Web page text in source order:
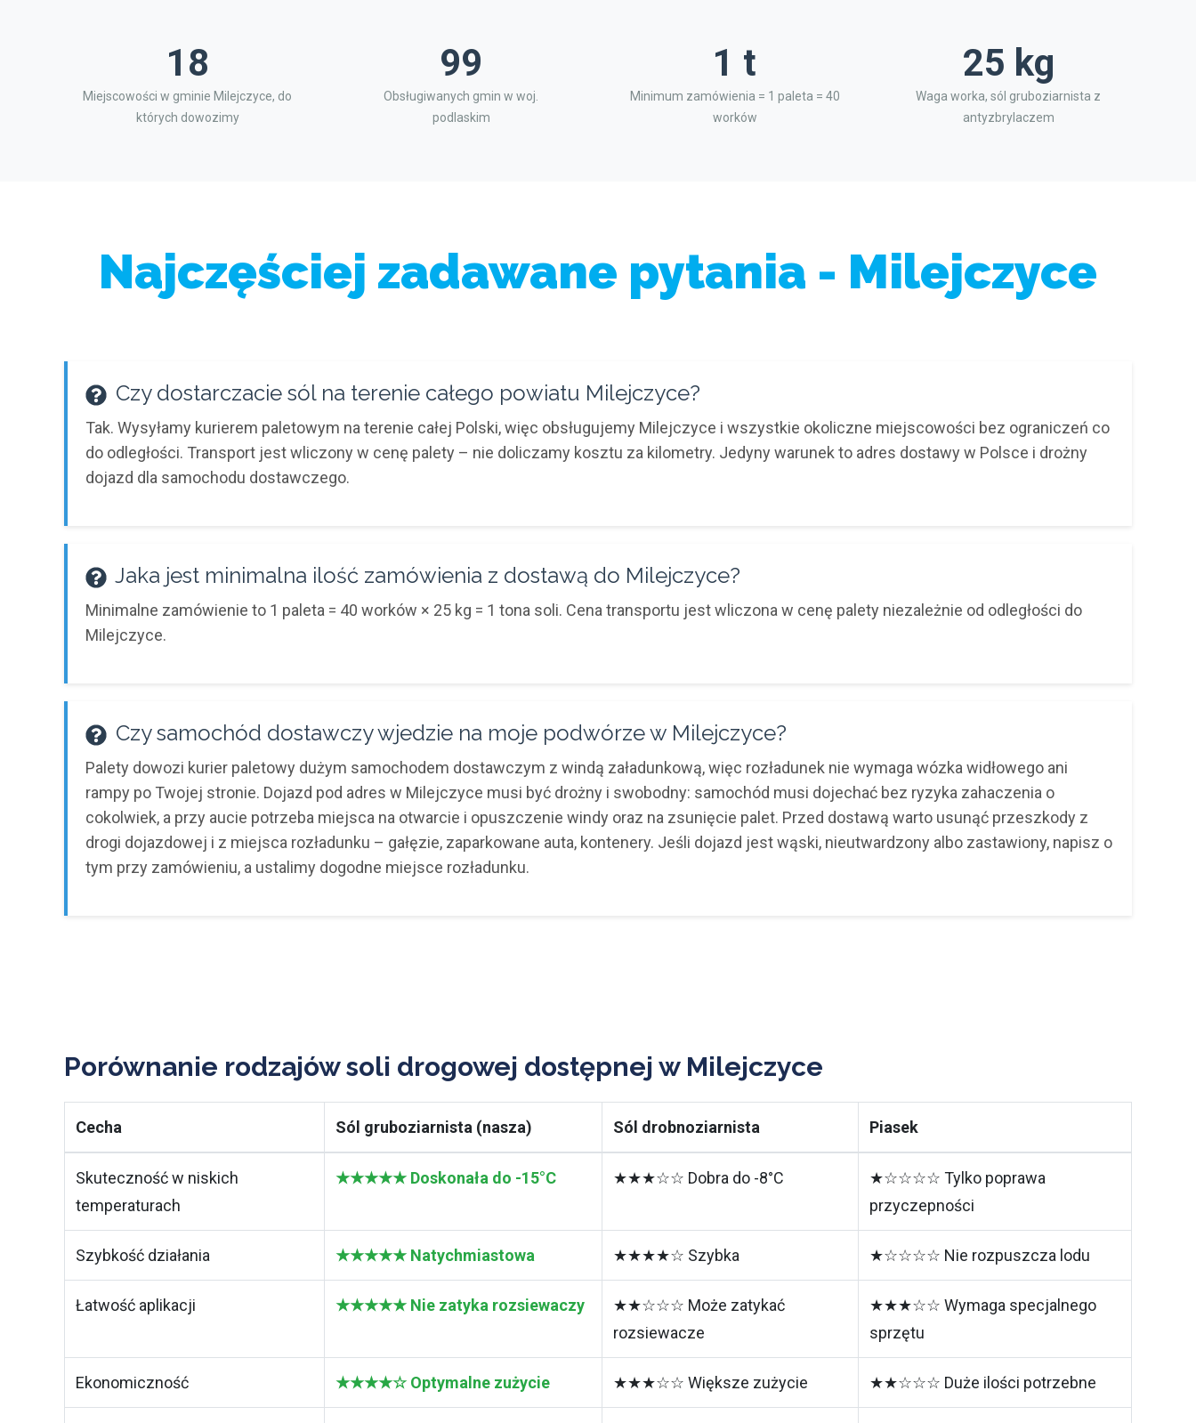
18
Miejscowości w gminie Milejczyce, do
których dowozimy
99
Obsługiwanych gmin w woj.
podlaskim
1 t
Minimum zamówienia = 1 paleta = 40
worków
25 kg
Waga worka, sól gruboziarnista z
antyzbrylaczem
Najczęściej zadawane pytania - Milejczyce
Czy dostarczacie sól na terenie całego powiatu Milejczyce?
Tak. Wysyłamy kurierem paletowym na terenie całej Polski, więc obsługujemy Milejczyce i wszystkie okoliczne miejscowości bez ograniczeń co
do odległości. Transport jest wliczony w cenę palety – nie doliczamy kosztu za kilometry. Jedyny warunek to adres dostawy w Polsce i drożny
dojazd dla samochodu dostawczego.
Jaka jest minimalna ilość zamówienia z dostawą do Milejczyce?
Minimalne zamówienie to 1 paleta = 40 worków × 25 kg = 1 tona soli. Cena transportu jest wliczona w cenę palety niezależnie od odległości do
Milejczyce.
Czy samochód dostawczy wjedzie na moje podwórze w Milejczyce?
Palety dowozi kurier paletowy dużym samochodem dostawczym z windą załadunkową, więc rozładunek nie wymaga wózka widłowego ani
rampy po Twojej stronie. Dojazd pod adres w Milejczyce musi być drożny i swobodny: samochód musi dojechać bez ryzyka zahaczenia o
cokolwiek, a przy aucie potrzeba miejsca na otwarcie i opuszczenie windy oraz na zsunięcie palet. Przed dostawą warto usunąć przeszkody z
drogi dojazdowej i z miejsca rozładunku – gałęzie, zaparkowane auta, kontenery. Jeśli dojazd jest wąski, nieutwardzony albo zastawiony, napisz o
tym przy zamówieniu, a ustalimy dogodne miejsce rozładunku.
Porównanie rodzajów soli drogowej dostępnej w Milejczyce
Cecha Sól gruboziarnista (nasza) Sól drobnoziarnista Piasek
Skuteczność w niskich
temperaturach
★★★★★ Doskonała do -15°C ★★★☆☆ Dobra do -8°C
★☆☆☆☆ Tylko poprawa
przyczepności
Szybkość działania ★★★★★ Natychmiastowa ★★★★☆ Szybka ★☆☆☆☆ Nie rozpuszcza lodu
Łatwość aplikacji ★★★★★ Nie zatyka rozsiewaczy
★★☆☆☆ Może zatykać
rozsiewacze
★★★☆☆ Wymaga specjalnego
sprzętu
Ekonomiczność ★★★★☆ Optymalne zużycie ★★★☆☆ Większe zużycie ★★☆☆☆ Duże ilości potrzebne